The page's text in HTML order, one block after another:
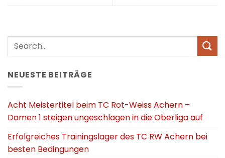
NEUESTE BEITRÄGE
Acht Meistertitel beim TC Rot-Weiss Achern –
Damen 1 steigen ungeschlagen in die Oberliga auf
Erfolgreiches Trainingslager des TC RW Achern bei
besten Bedingungen